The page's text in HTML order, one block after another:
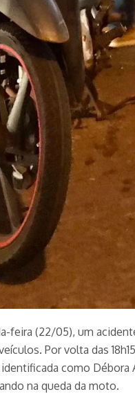
feira (22/05), um
Por volta das
como Débora
na queda da moto.